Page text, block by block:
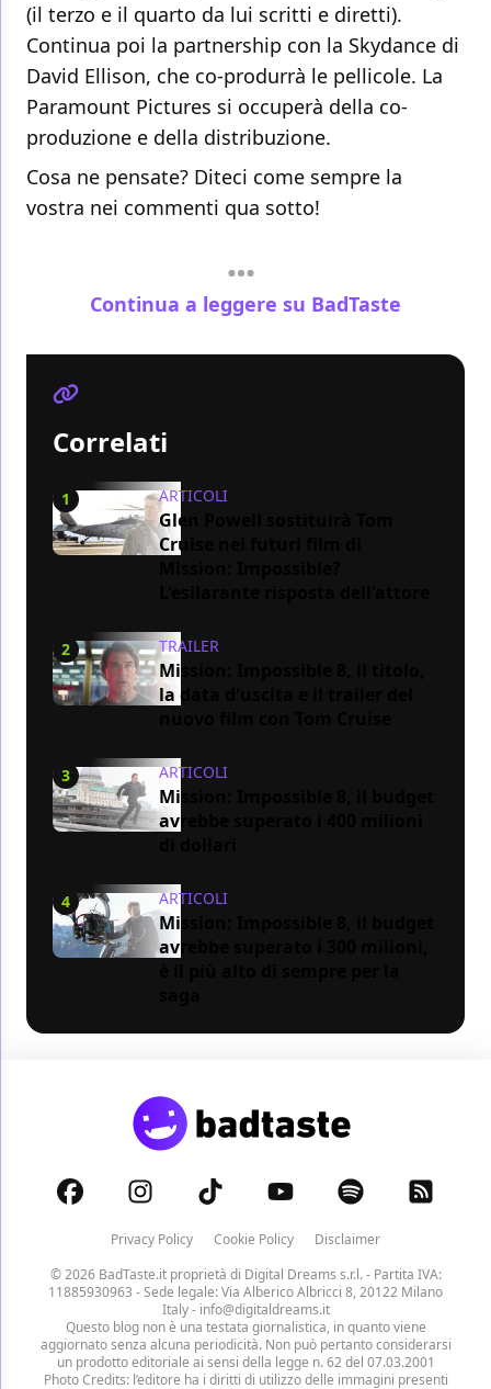
(il terzo e il quarto da lui scritti e diretti).
Continua poi la partnership con la Skydance di
David Ellison, che co-produrrà le pellicole. La
Paramount Pictures si occuperà della co-
produzione e della distribuzione.
Cosa ne pensate? Diteci come sempre la
vostra nei commenti qua sotto!
Continua a leggere su BadTaste
Correlati
1 ARTICOLI
Glen Powell sostituirà Tom
Cruise nei futuri film di
2 TRAILER
Mission: Impossible 8, il titolo,
la data d'uscita e il trailer del
3 ARTICOLI
Mission: Impossible 8, il budget
avrebbe superato i 400 milioni
4 ARTICOLI
Mission: Impossible 8, il budget
avrebbe superato i 300 milioni,
Privacy Policy Cookie Policy
Disclaimer
© 2026 BadTaste.it proprietà di Digital Dreams s.r.l.- Partita IVA:
11885930963 - Sede legale: Via Alberico Albricci 8, 20122 Milano
Italy - info@digitaldreams.it
Questo blog non è una testata giornalistica, in quanto viene
aggiornato senza alcuna periodicità. Non può pertanto considerarsi
un prodotto editoriale ai sensi della legge n. 62 del 07.03.2001
Photo Credits: l’editore ha i diritti di utilizzo delle immagini presenti